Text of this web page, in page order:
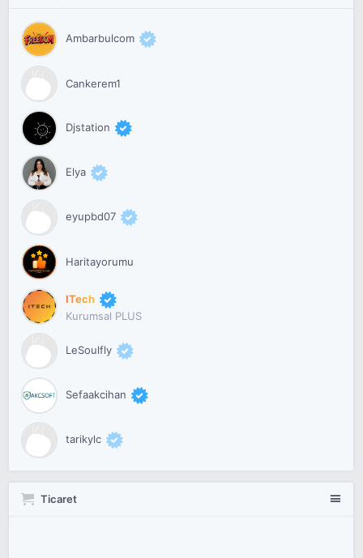
Ambarbulcom
Cankerem1
Djstation
Elya
eyupbd07
Haritayorumu
ITech
Kurumsal PLUS
LeSoulfly
Sefaakcihan
tarikylc
Ticaret